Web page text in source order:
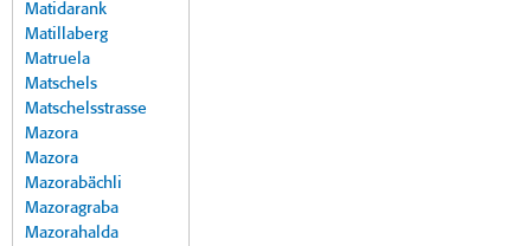
Matidarank
Matillaberg
Matruela
Matschels
Matschelsstrasse
Mazora
Mazora
Mazorabächli
Mazoragraba
Mazorahalda